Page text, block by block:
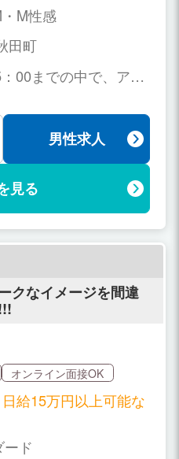
◎18日間体験入店の
入店の場合10日分
れます！！ ◇お給
6000円～8000円 ･90
のでお気軽にご連絡
はお問合せだけでも
◎応募 お電
せ ↓↓↓ 080-6396-949
合せ ↓↓↓ mmm0812m
来るよう、全力でサ
の方 男性に触られる
ろ男嫌いの方も大募
方も大歓迎です！
♪ ぜひ当店でお仕事
ディも
問い合わせください
もOK！）募集 美しさ
金が必要。 趣味と実益
しましょう！ 昼職で
をしているという方
女装さんが好きな男
！ ③FTM、F
さん募集 トランスち
しております☆ コス
な方も大歓迎です！
、アニメやゲームが
にもっとお金が使え
～～～ 店
集中！ デリバリー店
話応対、女性面接、
業務全般 ◆20歳以
、職歴、年齢、特に
M性感
田町
00までの中で、アナ
^*)
男性求人
見る
クなイメージを間違
オンライン面接OK
給15万円以上可能な
ド